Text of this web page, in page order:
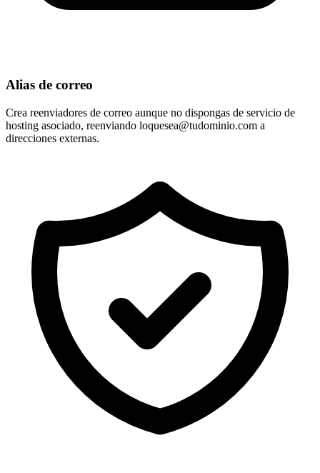
Alias de correo
Crea reenviadores de correo aunque no dispongas de servicio de
hosting asociado, reenviando loquesea@tudominio.com a
direcciones externas.